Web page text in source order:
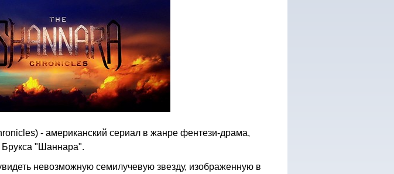
- американский сериал в жанре фентези-драма,
"Шаннара".
невозможную семилучевую звезду, изображенную в